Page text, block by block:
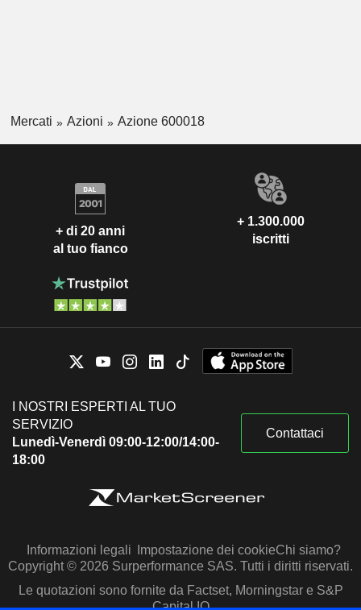
Mercati Azioni Azione 600018
+ di 20 anni
al tuo fianco
+ 1.300.000
iscritti
I NOSTRI ESPERTI AL TUO
SERVIZIO
Lunedì-Venerdì 09:00-12:00/14:00-
18:00
Contattaci
Informazioni legali Impostazione dei cookieChi siamo?
Copyright © 2026 Surperformance SAS. Tutti i diritti riservati.
Le quotazioni sono fornite da Factset, Morningstar e S&P
Capital IQ